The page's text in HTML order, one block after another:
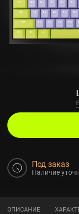
Под заказ
Наличие
ОПИСАНИЕ